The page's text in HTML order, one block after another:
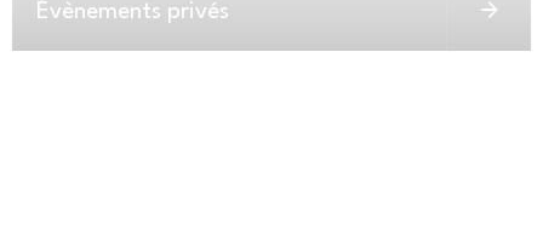
Évènements privés